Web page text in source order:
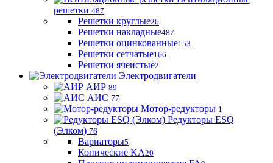
решетки 487
Решетки круглые26
Решетки накладные487
Решетки оцинкованные153
Решетки сетчатые166
Решетки ячеистые2
Электродвигатели
АИР 89
АИС 77
Мотор-редукторы 1
Редукторы ESQ
(Элком) 76
Вариаторы5
Конические KA20